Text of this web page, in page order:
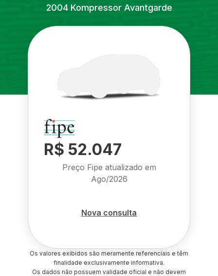
2004 Kompressor Avantgarde
R$ 52.047
Preço Fipe atualizado em
Ago/2026
Nova consulta
Os valores exibidos são meramente referenciais e têm
finalidade exclusivamente informativa.
Os dados não possuem validade oficial e não devem